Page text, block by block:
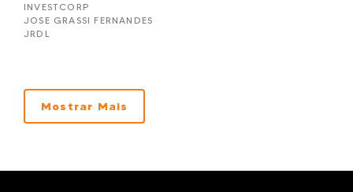
INVESTCORP
JOSE GRASSI FERNANDES
JRDL
Phacz
Plaenge
RICHTER
Rottas
Mostrar Mais